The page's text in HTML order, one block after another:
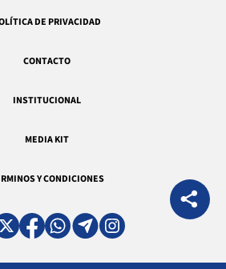
DE PRIVACIDAD
CONTACTO
INSTITUCIONAL
MEDIA KIT
Y CONDICIONES